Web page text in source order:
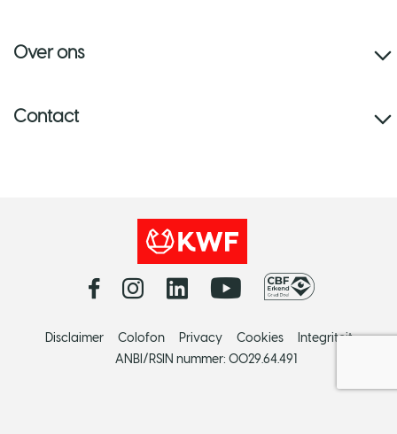
Over ons
Contact
Disclaimer Colofon Privacy Cookies
Integriteit
ANBI/RSIN nummer: 0029.64.491